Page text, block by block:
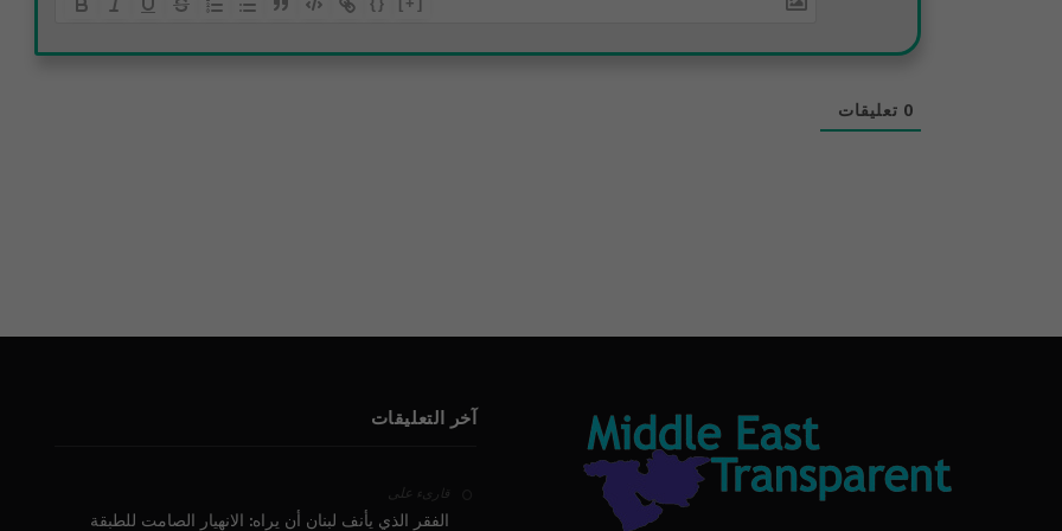
0 تعليقات
آخر التعليقات
قارىء على
الفقر الذي يأنف لبنان أن يراه: الانهيار الصامت للطبقة